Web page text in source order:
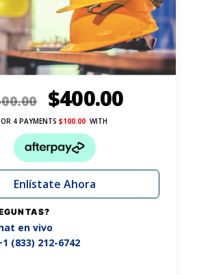
$400.00
OR 4 PAYMENTS $100.00WITH
Enlístate Ahora
en vivo
(833) 212-6742